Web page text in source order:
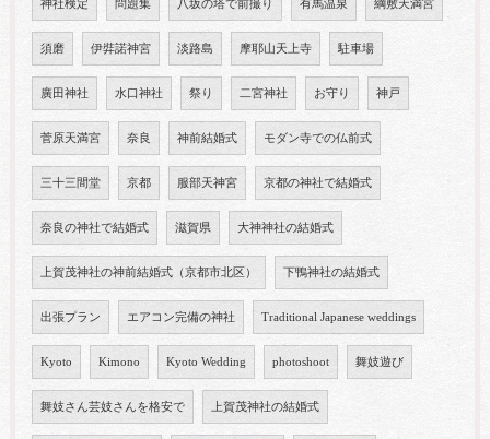
神社検定 問題集 八坂の塔で前撮り 有馬温泉 綱敷天満宮
須磨 伊弉諾神宮 淡路島 摩耶山天上寺 駐車場
廣田神社 水口神社 祭り 二宮神社 お守り 神戸
菅原天満宮 奈良 神前結婚式 モダン寺での仏前式
三十三間堂 京都 服部天神宮 京都の神社で結婚式
奈良の神社で結婚式 滋賀県 大神神社の結婚式
上賀茂神社の神前結婚式（京都市北区） 下鴨神社の結婚式
出張プラン エアコン完備の神社 Traditional Japanese weddings
Kyoto Kimono Kyoto Wedding photoshoot 舞妓遊び
舞妓さん芸妓さんを格安で 上賀茂神社の結婚式